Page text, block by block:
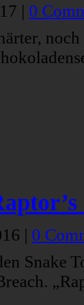
| 0
| 0
Snake